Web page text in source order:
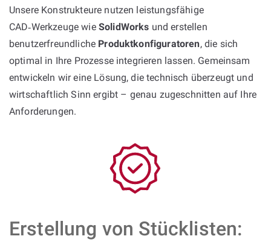
Unsere Konstrukteure nutzen leistungsfähige
CAD‑Werkzeuge wie SolidWorks und erstellen
benutzerfreundliche Produktkonfiguratoren, die sich
optimal in Ihre Prozesse integrieren lassen. Gemeinsam
entwickeln wir eine Lösung, die technisch überzeugt und
wirtschaftlich Sinn ergibt – genau zugeschnitten auf Ihre
Anforderungen.
Erstellung von Stücklisten: